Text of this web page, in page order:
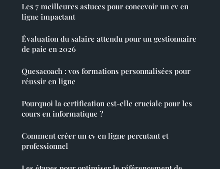
Les 7 meilleures astuces pour concevoir un cv en
ligne impactant
Évaluation du salaire attendu pour un gestionnaire
de paie en 2026
Quesacoach : vos formations personnalisées pour
réussir en ligne
Pourquoi la certification est-elle cruciale pour les
cours en informatique ?
Comment créer un cv en ligne percutant et
professionnel